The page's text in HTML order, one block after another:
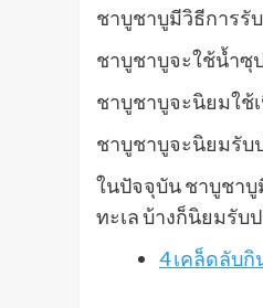
ชาบูชาบูมีวิธีการรั
ชาบูชาบูจะใช้น้ำซุ
ชาบูชาบูจะนิยมใช้
ชาบูชาบูจะนิยมรับ
ในปัจจุบัน ชาบูชา
ทะเล บ้างก็นิยมรับ
4 เคล็ดลับ